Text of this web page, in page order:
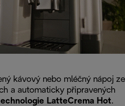
kávový nebo mléčný nápoj ze
a automaticky připravených
LatteCrema Hot.